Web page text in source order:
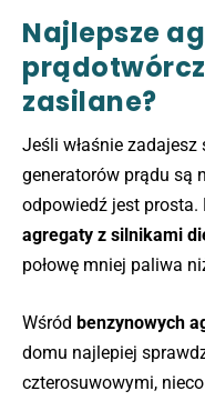
Najlepsze
zasilane?
Jeśli właśnie
generatorów prądu są
odpowiedź jest
agregaty z silnikami
połowę mniej paliwa
Wśród benzynowych
domu najlepiej
czterosuwowymi,